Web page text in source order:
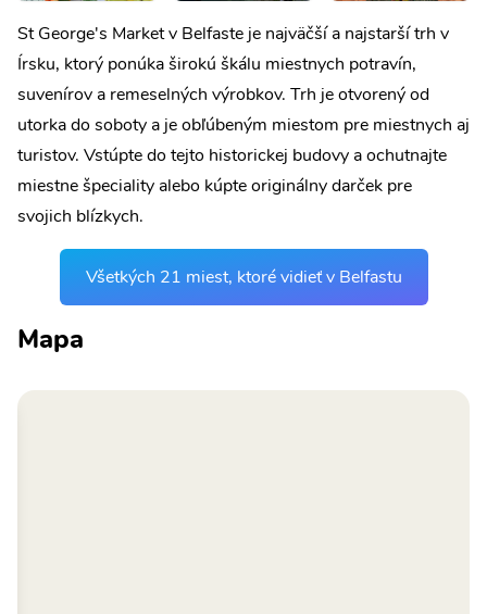
St George's Market v Belfaste je najväčší a najstarší trh v
Írsku, ktorý ponúka širokú škálu miestnych potravín,
suvenírov a remeselných výrobkov. Trh je otvorený od
utorka do soboty a je obľúbeným miestom pre miestnych aj
turistov. Vstúpte do tejto historickej budovy a ochutnajte
miestne špeciality alebo kúpte originálny darček pre
svojich blízkych.
Všetkých 21 miest, ktoré vidieť v Belfastu
Mapa